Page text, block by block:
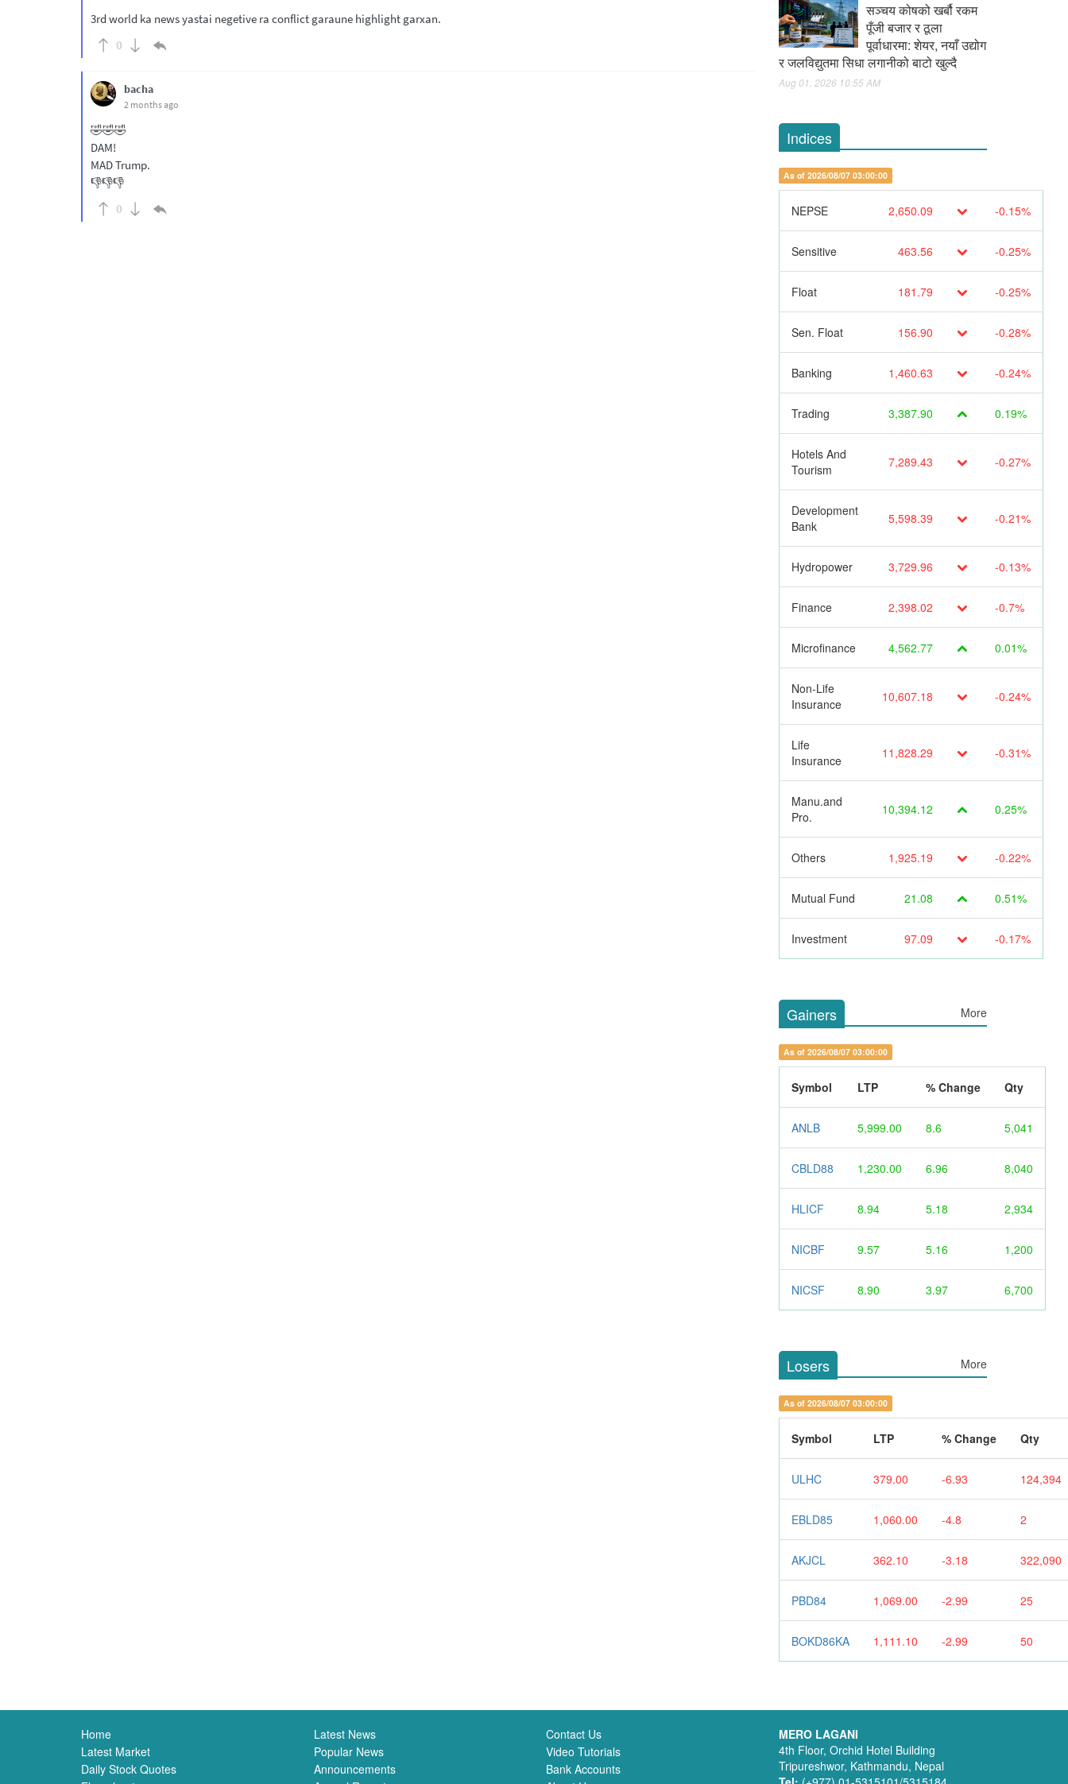
3rd world ka news yastai negetive ra conflict garaune highlight garxan.
0
bacha
2 months ago
🤣🤣🤣
DAM!
MAD Trump.
👎️👎️👎️
0
सञ्चय कोषको खर्बौ रकम
पूँजी बजार र ठूला
पूर्वाधारमा: शेयर, नयाँ उद्योग
र जलविद्युतमा सिधा लगानीको बाटो खुल्दै
Aug 01, 2026 10:55 AM
Indices
As of 2026/08/07 03:00:00
NEPSE 2,650.09 -0.15%
Sensitive 463.56 -0.25%
Float 181.79 -0.25%
Sen. Float 156.90 -0.28%
Banking 1,460.63 -0.24%
Trading 3,387.90 0.19%
Hotels And
Tourism
7,289.43 -0.27%
Development
Bank
5,598.39 -0.21%
Hydropower 3,729.96 -0.13%
Finance 2,398.02 -0.7%
Microfinance 4,562.77 0.01%
Non-Life
Insurance
10,607.18 -0.24%
Life
Insurance
11,828.29 -0.31%
Manu.and
Pro.
10,394.12 0.25%
Others 1,925.19 -0.22%
Mutual Fund 21.08 0.51%
Investment 97.09 -0.17%
Gainers More
As of 2026/08/07 03:00:00
Symbol LTP % Change Qty
ANLB 5,999.00 8.6 5,041
CBLD88 1,230.00 6.96 8,040
HLICF 8.94 5.18 2,934
NICBF 9.57 5.16 1,200
NICSF 8.90 3.97 6,700
Losers More
As of 2026/08/07 03:00:00
Symbol LTP % Change Qty
ULHC 379.00 -6.93 124,394
EBLD85 1,060.00 -4.8 2
AKJCL 362.10 -3.18 322,090
PBD84 1,069.00 -2.99 25
BOKD86KA 1,111.10 -2.99 50
Home
Latest Market
Daily Stock Quotes
Latest News
Popular News
Announcements
Contact Us
Video Tutorials
Bank Accounts
MERO LAGANI
4th Floor, Orchid Hotel Building
Tripureshwor, Kathmandu, Nepal